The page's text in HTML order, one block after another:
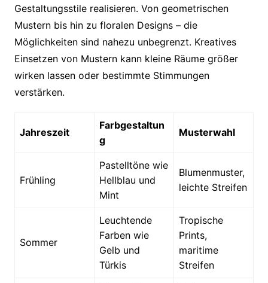
Gestaltungsstile realisieren. Von geometrischen
Mustern bis hin zu floralen Designs – die
Möglichkeiten sind nahezu unbegrenzt. Kreatives
Einsetzen von Mustern kann kleine Räume größer
wirken lassen oder bestimmte Stimmungen
verstärken.
Jahreszeit
Farbgestaltun
g
Musterwahl
Frühling
Pastelltöne wie
Hellblau und
Mint
Blumenmuster,
leichte Streifen
Sommer
Leuchtende
Farben wie
Gelb und
Türkis
Tropische
Prints,
maritime
Streifen